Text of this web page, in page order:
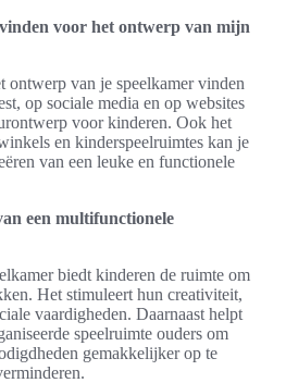
voor het ontwerp van mijn
ontwerp van je speelkamer vinden
op sociale media en op websites
voor kinderen. Ook het
en kinderspeelruimtes kan je
van een leuke en functionele
een multifunctionele
biedt kinderen de ruimte om
Het stimuleert hun creativiteit,
vaardigheden. Daarnaast helpt
speelruimte ouders om
gemakkelijker op te